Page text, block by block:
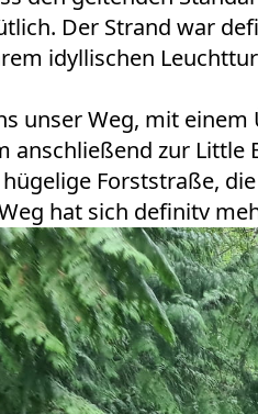
Der Strand war
idyllischen
unser Weg, mit
anschließend zur
Forststraße,
hat sich definitv